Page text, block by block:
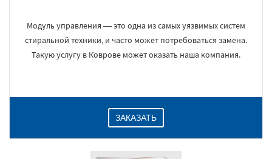
Модуль управления — это одна из самых уязвимых систем
стиральной техники, и часто может потребоваться замена.
Такую услугу в Коврове может оказать наша компания.
ЗАКАЗАТЬ